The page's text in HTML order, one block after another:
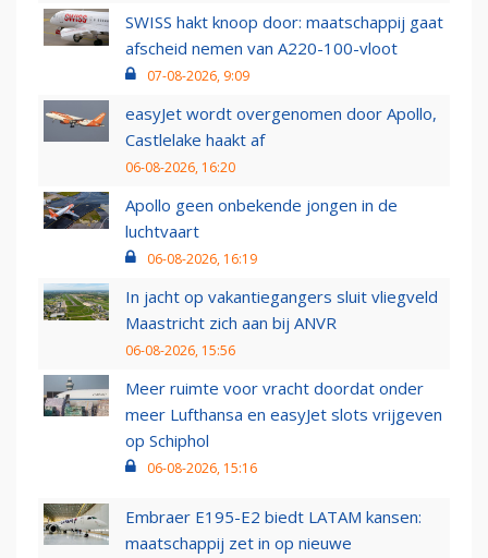
SWISS hakt knoop door: maatschappij gaat
afscheid nemen van A220-100-vloot
07-08-2026, 9:09
easyJet wordt overgenomen door Apollo,
Castlelake haakt af
06-08-2026, 16:20
Apollo geen onbekende jongen in de
luchtvaart
06-08-2026, 16:19
In jacht op vakantiegangers sluit vliegveld
Maastricht zich aan bij ANVR
06-08-2026, 15:56
Meer ruimte voor vracht doordat onder
meer Lufthansa en easyJet slots vrijgeven
op Schiphol
06-08-2026, 15:16
Embraer E195-E2 biedt LATAM kansen:
maatschappij zet in op nieuwe